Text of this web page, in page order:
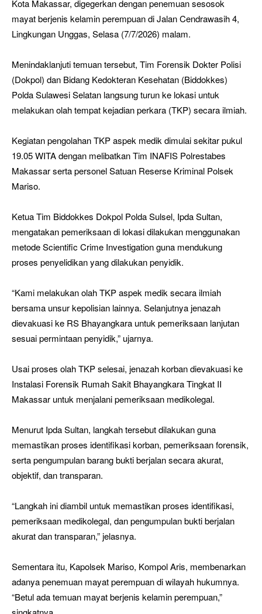
Kota Makassar, digegerkan dengan penemuan sesosok
mayat berjenis kelamin perempuan di Jalan Cendrawasih 4,
Lingkungan Unggas, Selasa (7/7/2026) malam.
Menindaklanjuti temuan tersebut, Tim Forensik Dokter Polisi
(Dokpol) dan Bidang Kedokteran Kesehatan (Biddokkes)
Polda Sulawesi Selatan langsung turun ke lokasi untuk
melakukan olah tempat kejadian perkara (TKP) secara ilmiah.
Kegiatan pengolahan TKP aspek medik dimulai sekitar pukul
19.05 WITA dengan melibatkan Tim INAFIS Polrestabes
Makassar serta personel Satuan Reserse Kriminal Polsek
Mariso.
Ketua Tim Biddokkes Dokpol Polda Sulsel, Ipda Sultan,
mengatakan pemeriksaan di lokasi dilakukan menggunakan
metode Scientific Crime Investigation guna mendukung
proses penyelidikan yang dilakukan penyidik.
“Kami melakukan olah TKP aspek medik secara ilmiah
bersama unsur kepolisian lainnya. Selanjutnya jenazah
dievakuasi ke RS Bhayangkara untuk pemeriksaan lanjutan
sesuai permintaan penyidik,” ujarnya.
Usai proses olah TKP selesai, jenazah korban dievakuasi ke
Instalasi Forensik Rumah Sakit Bhayangkara Tingkat II
Makassar untuk menjalani pemeriksaan medikolegal.
Menurut Ipda Sultan, langkah tersebut dilakukan guna
memastikan proses identifikasi korban, pemeriksaan forensik,
serta pengumpulan barang bukti berjalan secara akurat,
objektif, dan transparan.
“Langkah ini diambil untuk memastikan proses identifikasi,
pemeriksaan medikolegal, dan pengumpulan bukti berjalan
akurat dan transparan,” jelasnya.
Sementara itu, Kapolsek Mariso, Kompol Aris, membenarkan
adanya penemuan mayat perempuan di wilayah hukumnya.
“Betul ada temuan mayat berjenis kelamin perempuan,”